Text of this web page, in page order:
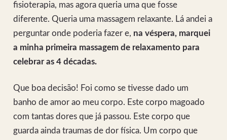
fisioterapia, mas agora queria uma que fosse
diferente. Queria uma massagem relaxante. Lá andei a
perguntar onde poderia fazer e, na véspera, marquei
a minha primeira massagem de relaxamento para
celebrar as 4 décadas.
Que boa decisão! Foi como se tivesse dado um
banho de amor ao meu corpo. Este corpo magoado
com tantas dores que já passou. Este corpo que
guarda ainda traumas de dor física. Um corpo que